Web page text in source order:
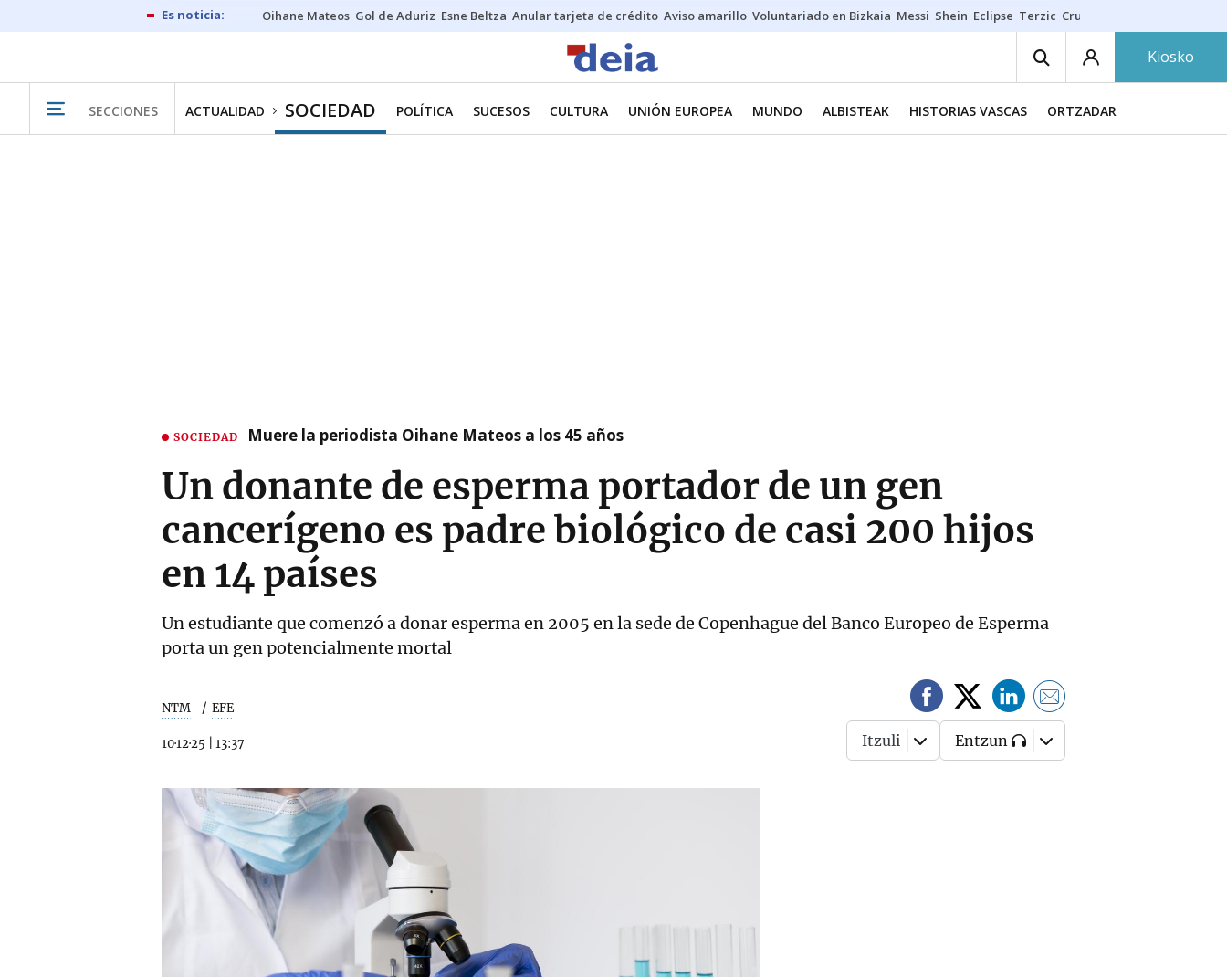
Oihane Mateos Gol de Aduriz Esne Beltza Anular tarjeta de crédito Aviso amarillo Voluntariado en Bizkaia Messi Shein Eclipse Terzic Cruz Gorbeia
Kiosko
SECCIONES ACTUALIDAD SOCIEDAD POLÍTICA SUCESOS CULTURA UNIÓN EUROPEA MUNDO ALBISTEAK HISTORIAS VASCAS ORTZADAR
SOCIEDAD Muere la periodista Oihane Mateos a los 45 años
Un donante de esperma portador de un gen
cancerígeno es padre biológico de casi 200 hijos
en 14 países
Un estudiante que comenzó a donar esperma en 2005 en la sede de Copenhague del Banco Europeo de Esperma
porta un gen potencialmente mortal
NTM EFE
10·12·25 13:37 Itzuli Entzun